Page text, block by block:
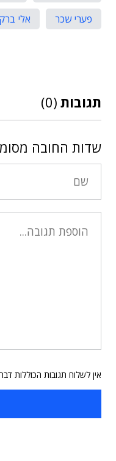
פערי שכר
אלי ברק
תגובות (0)
שדות החובה
אין לשלוח תגובות הכוללות